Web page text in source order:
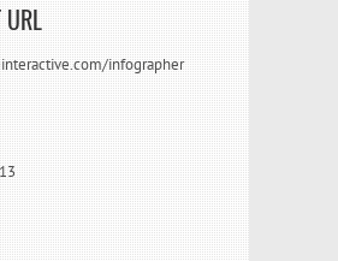
URL
infographer